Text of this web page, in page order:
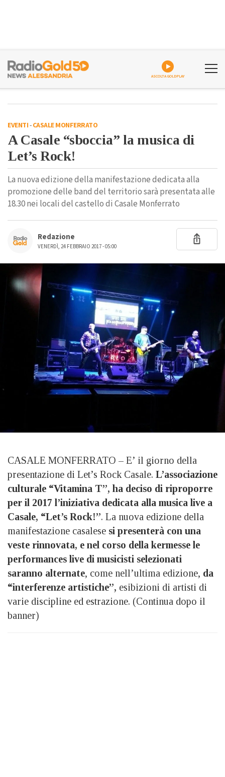
ASCOLTA GOLDPLAY
EVENTI-CASALE MONFERRATO
A Casale “sboccia” la musica di
Let’s Rock!
La nuova edizione della manifestazione dedicata alla
promozione delle band del territorio sarà presentata alle
18.30 nei locali del castello di Casale Monferrato
Redazione
VENERDÌ, 24 FEBBRAIO 2017 - 05:00
CASALE MONFERRATO – E’ il giorno della
presentazione di Let’s Rock Casale. L’associazione
culturale “Vitamina T”, ha deciso di riproporre
per il 2017 l’iniziativa dedicata alla musica live a
Casale, “Let’s Rock!”. La nuova edizione della
manifestazione casalese si presenterà con una
veste rinnovata, e nel corso della kermesse le
performances live di musicisti selezionati
saranno alternate, come nell’ultima edizione, da
“interferenze artistiche”, esibizioni di artisti di
varie discipline ed estrazione. (Continua dopo il
banner)